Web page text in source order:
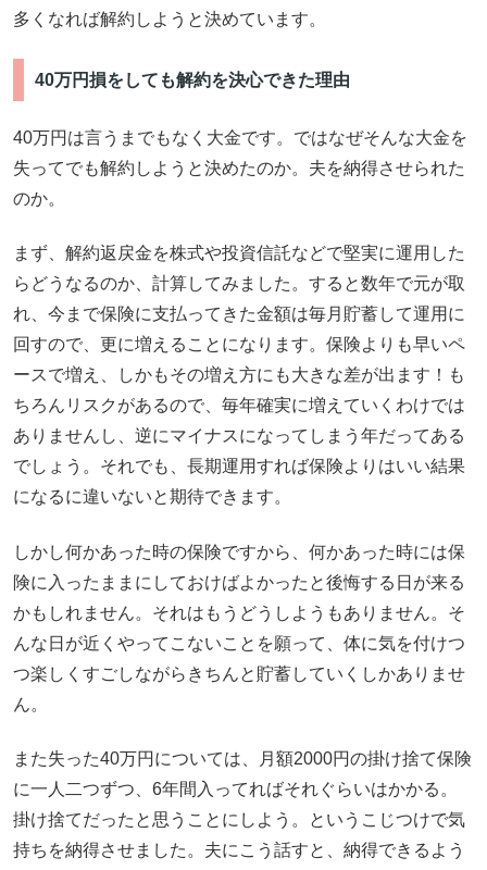
多くなれば解約しようと決めています。
40万円損をしても解約を決心できた理由
40万円は言うまでもなく大金です。ではなぜそんな大金を
失ってでも解約しようと決めたのか。夫を納得させられた
のか。
まず、解約返戻金を株式や投資信託などで堅実に運用した
らどうなるのか、計算してみました。すると数年で元が取
れ、今まで保険に支払ってきた金額は毎月貯蓄して運用に
回すので、更に増えることになります。保険よりも早いペ
ースで増え、しかもその増え方にも大きな差が出ます！も
ちろんリスクがあるので、毎年確実に増えていくわけでは
ありませんし、逆にマイナスになってしまう年だってある
でしょう。それでも、長期運用すれば保険よりはいい結果
になるに違いないと期待できます。
しかし何かあった時の保険ですから、何かあった時には保
険に入ったままにしておけばよかったと後悔する日が来る
かもしれません。それはもうどうしようもありません。そ
んな日が近くやってこないことを願って、体に気を付けつ
つ楽しくすごしながらきちんと貯蓄していくしかありませ
ん。
また失った40万円については、月額2000円の掛け捨て保険
に一人二つずつ、6年間入ってればそれぐらいはかかる。
掛け捨てだったと思うことにしよう。というこじつけで気
持ちを納得させました。夫にこう話すと、納得できるよう